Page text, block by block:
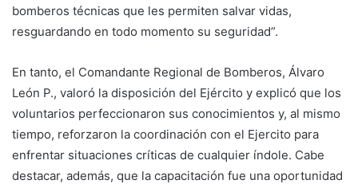
bomberos técnicas que les permiten salvar vidas,
resguardando en todo momento su seguridad”.
En tanto, el Comandante Regional de Bomberos, Álvaro
León P., valoró la disposición del Ejército y explicó que los
voluntarios perfeccionaron sus conocimientos y, al mismo
tiempo, reforzaron la coordinación con el Ejercito para
enfrentar situaciones críticas de cualquier índole. Cabe
destacar, además, que la capacitación fue una oportunidad